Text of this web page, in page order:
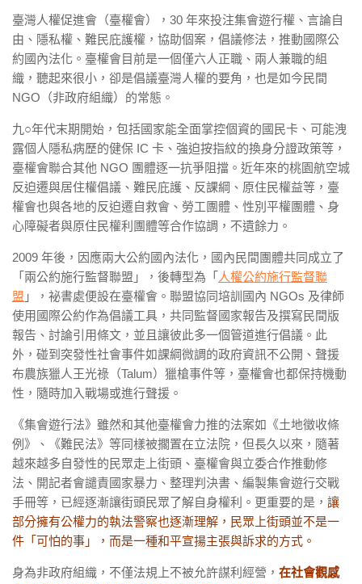
臺灣人權促進會（臺權會），30 年來投注集會遊行權、言論自
由、隱私權、難民庇護權，協助個案，倡議修法，推動國際公
約國內法化。臺權會目前是一個僅六人正職、兩人兼職的組
織，聽起來很小，卻是倡議臺灣人權的要角，也是如今民間
NGO（非政府組織）的常態。
九○年代末期開始，包括國家能全面掌控個資的國民卡、可能洩
露個人隱私病歷的健保 IC 卡、強迫按指紋的換身分證政策等，
臺權會聯合其他 NGO 團體逐一抗爭阻擋。近年來的桃園航空城
反迫遷與居住權倡議、難民庇護、反課綱、原住民權益等，臺
權會也與各地的反迫遷自救會、勞工團體、性別平權團體、身
心障礙者與原住民權利團體等合作協調，不遺餘力。
2009 年後，因應兩大公約國內法化，國內民間團體共同成立了
「兩公約施行監督聯盟」，後轉型為「 人權公約施行監督聯
盟 」，祕書處便設在臺權會。 聯盟協同培訓國內 NGOs 及律師
使用國際公約作為倡議工具，共同監督國家報告及撰寫民間版
報告、討論引用條文，並且讓彼此多一個管道進行倡議。 此
外，碰到突發性社會事件如課綱微調的政府資訊不公開、聲援
布農族獵人王光祿（Talum）獵槍事件等，臺權會也都保持機動
性，隨時加入戰場或進行聲援。
《集會遊行法》雖然和其他臺權會力推的法案如《土地徵收條
例》、《難民法》等同樣被擱置在立法院，但長久以來，隨著
越來越多自發性的民眾走上街頭、臺權會與立委合作推動修
法、開記者會譴責國家暴力、整理判決書、編製集會遊行交戰
手冊等，已經逐漸讓街頭民眾了解自身權利。更重要的是， 讓
部分擁有公權力的執法警察也逐漸理解，民眾上街頭並不是一
件「可怕的事」，而是一種和平宣揚主張與訴求的方式。
身為非政府組織，不僅法規上不被允許謀利經營， 在社會觀感